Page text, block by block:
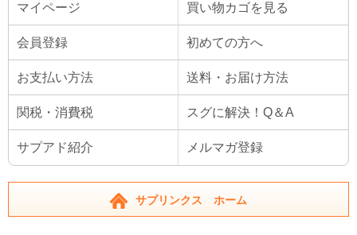
マイページ 買い物カゴを見る
会員登録 初めての方へ
お支払い方法 送料・お届け方法
関税・消費税 スグに解決！Q＆A
サプアド紹介 メルマガ登録
サプリンクス ホーム